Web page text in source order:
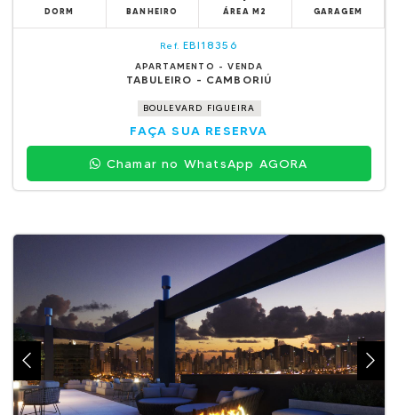
DORM BANHEIRO ÁREA M2 GARAGEM
Ref. EBI18356
APARTAMENTO - VENDA
TABULEIRO - CAMBORIÚ
BOULEVARD FIGUEIRA
FAÇA SUA RESERVA
Chamar no WhatsApp AGORA